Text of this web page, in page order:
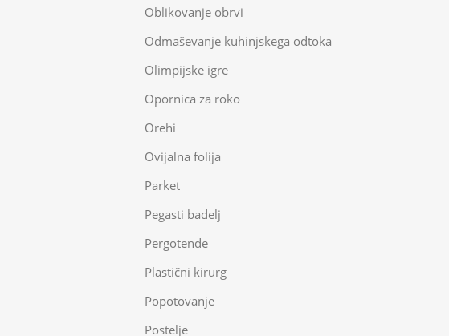
Oblikovanje obrvi
Odmaševanje kuhinjskega odtoka
Olimpijske igre
Opornica za roko
Orehi
Ovijalna folija
Parket
Pegasti badelj
Pergotende
Plastični kirurg
Popotovanje
Postelje